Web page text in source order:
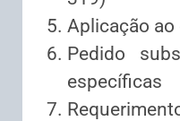
Aplicação
Pedido
específicas